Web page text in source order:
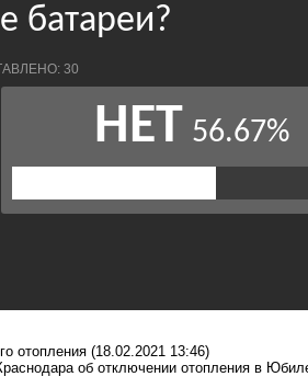
отопления (18.02.2021 13:46)
об отключении отопления в